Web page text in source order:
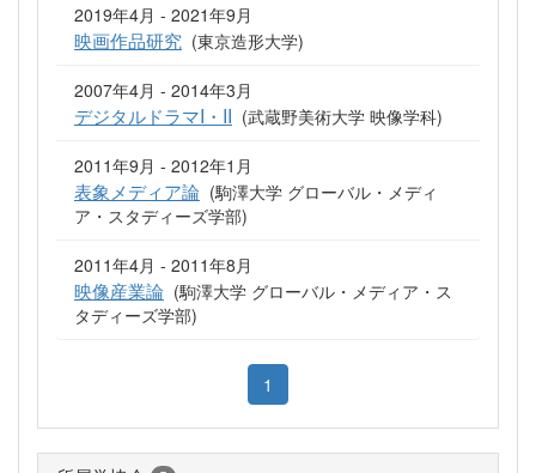
2019年4月 - 2021年9月
映画作品研究 (東京造形大学)
2007年4月 - 2014年3月
デジタルドラマI・II (武蔵野美術大学 映像学科)
2011年9月 - 2012年1月
表象メディア論 (駒澤大学 グローバル・メディ
ア・スタディーズ学部)
2011年4月 - 2011年8月
映像産業論 (駒澤大学 グローバル・メディア・ス
タディーズ学部)
1